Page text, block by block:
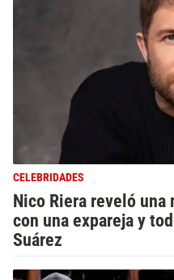
CELEBRIDADES
Nico Riera reveló
con una expareja y
Suárez